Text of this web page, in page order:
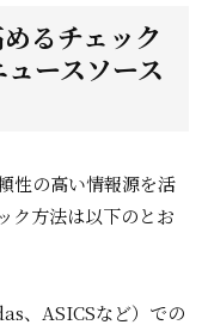
るチェック
ースソース
性の高い情報源を活
ク方法は以下のとお
、ASICSなど）での